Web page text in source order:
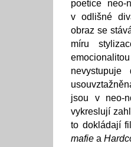
poetice
v odlišné
obraz se
míru
jsou v neo-
vykreslují
to dokládají
mafie a